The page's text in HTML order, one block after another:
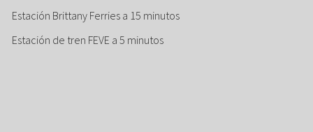
Estación Brittany Ferries a 15 minutos
Estación de tren FEVE a 5 minutos